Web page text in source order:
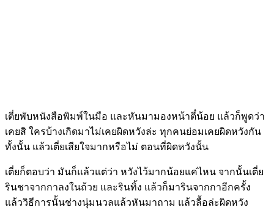
เตี่ยพับหนังสือพิมพ์ในมือ และหันมามองหน้าตี๋น้อย แล้วก็พูดว่า
เคยสิ ใครบ้างเกิดมาไม่เคยผิดหวังล่ะ ทุกคนย่อมเคยผิดหวังกัน
ทั้งนั้น แล้วเตี่ยเสียใจมากหรือไม่ ตอนที่ผิดหวังนั้น
เตี่ยก็ตอบว่า มันก็แล้วแต่ว่า หวังไว้มากน้อยแค่ไหน จากนั้นเตี่ย
รินชาจากกาลงในถ้วย และรินทิ้ง แล้วก็มารินจากกาอีกครั้ง
แล้ววิธีการนั้นช่างนุ่มนวลแล้วหันมาถาม แล้วลื้อล่ะผิดหวัง